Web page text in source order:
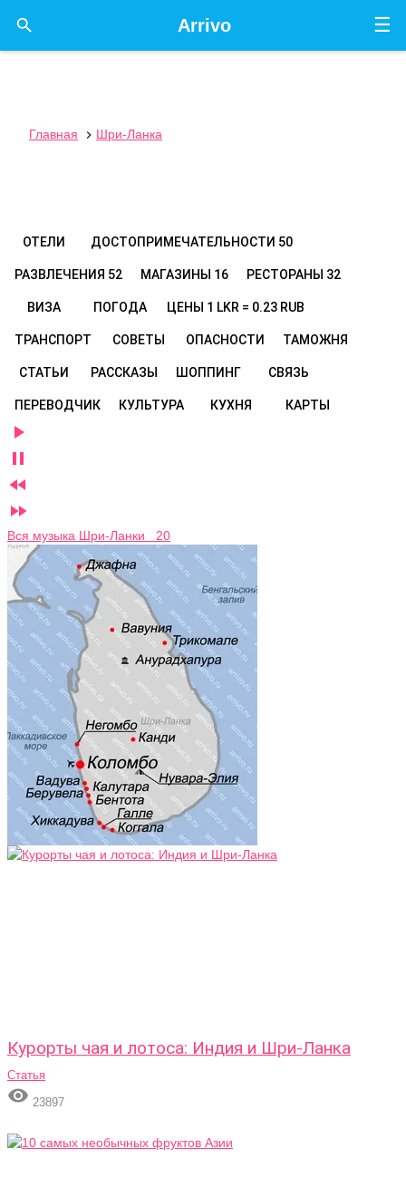
☰
Arrivo

Главная  Шри-Ланка
ОТЕЛИ ДОСТОПРИМЕЧАТЕЛЬНОСТИ 50
РАЗВЛЕЧЕНИЯ 52 МАГАЗИНЫ 16 РЕСТОРАНЫ 32
ВИЗА ПОГОДА ЦЕНЫ 1 LKR = 0.23 RUB
ТРАНСПОРТ СОВЕТЫ ОПАСНОСТИ ТАМОЖНЯ
СТАТЬИ РАССКАЗЫ ШОППИНГ СВЯЗЬ
ПЕРЕВОДЧИК КУЛЬТУРА КУХНЯ КАРТЫ




Вся музыка Шри-Ланки 20
Курорты чая и лотоса: Индия и Шри-Ланка
Статья
 23897